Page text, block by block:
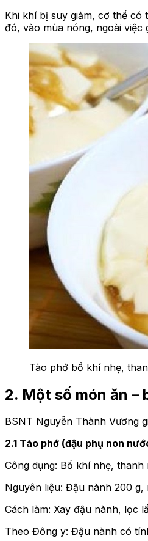
Khi khí bị suy giảm, cơ thể có
đó, vào mùa nóng, ngoài
Tào phớ bổ khí nhẹ,
2. Một số món ăn –
BSNT Nguyễn Thành Vương
2.1 Tào phớ (đậu phụ non
Công dụng: Bổ khí nhẹ, thanh
Nguyên liệu: Đậu nành 200
Cách làm: Xay đậu nành, lọc
Theo Đông y: Đậu nành có